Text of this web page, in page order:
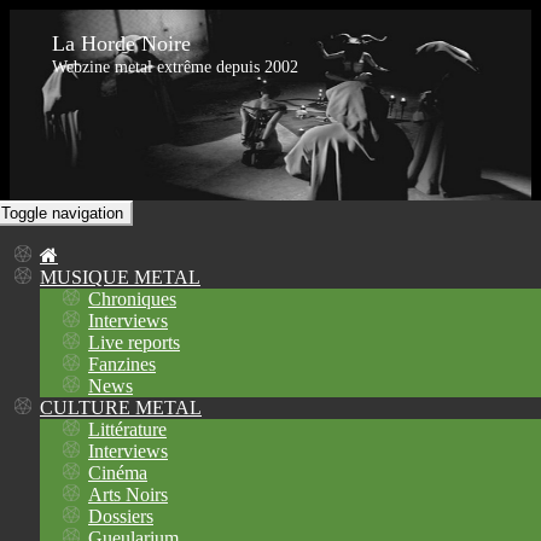
La Horde Noire
Webzine metal extrême depuis 2002
Toggle navigation
MUSIQUE METAL
Chroniques
Interviews
Live reports
Fanzines
News
CULTURE METAL
Littérature
Interviews
Cinéma
Arts Noirs
Dossiers